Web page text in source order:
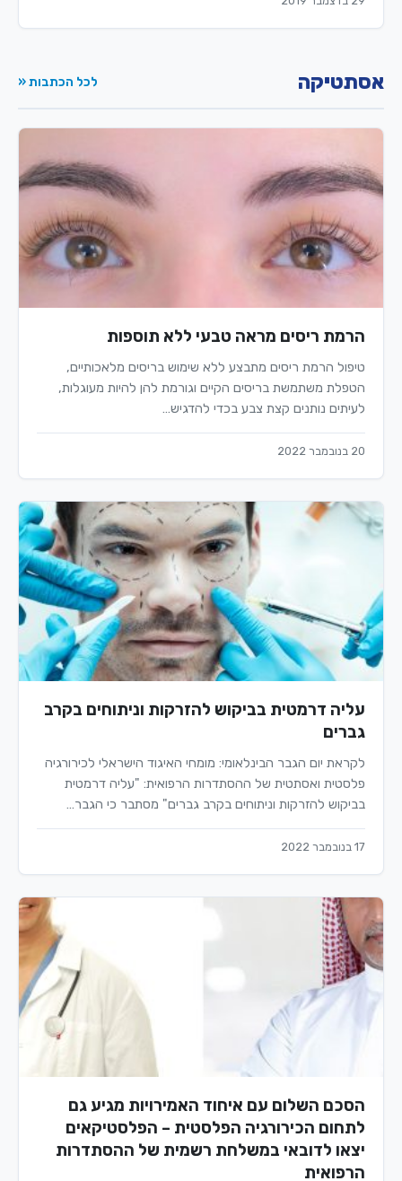
אסתטיקה לכל הכתבות «
הרמת ריסים מראה טבעי ללא תוספות
טיפול הרמת ריסים מתבצע ללא שימוש בריסים מלאכותיים,
הטפלת משתמשת בריסים הקיים וגורמת להן להיות מעוגלות,
לעיתים נותנים קצת צבע בכדי להדגיש…
20 בנובמבר 2022
עליה דרמטית בביקוש להזרקות וניתוחים בקרב
גברים
לקראת יום הגבר הבינלאומי: מומחי האיגוד הישראלי לכירורגיה
פלסטית ואסתטית של ההסתדרות הרפואית: "עליה דרמטית
בביקוש להזרקות וניתוחים בקרב גברים" מסתבר כי הגבר…
17 בנובמבר 2022
הסכם השלום עם איחוד האמירויות מגיע גם
לתחום הכירורגיה הפלסטית – הפלסטיקאים
יצאו לדובאי במשלחת רשמית של ההסתדרות
הרפואית